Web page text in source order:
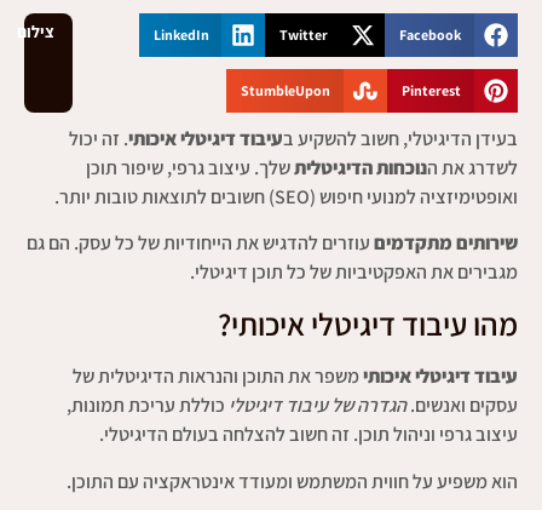
Facebook
Twitter
LinkedIn
Pinterest
StumbleUpon
צילום
בעידן הדיגיטלי, חשוב להשקיע בעיבוד דיגיטלי איכותי. זה יכול
לשדרג את הנוכחות הדיגיטליתשלך. עיצוב גרפי, שיפור תוכן
ואופטימיזציה למנועי חיפוש (SEO) חשובים לתוצאות טובות יותר.
שירותים מתקדמיםעוזרים להדגיש את הייחודיות של כל עסק. הם גם
מגבירים את האפקטיביות של כל תוכן דיגיטלי.
מהו עיבוד דיגיטלי איכותי?
עיבוד דיגיטלי איכותימשפר את התוכן והנראות הדיגיטלית של
עסקים ואנשים.הגדרה של עיבוד דיגיטלי כוללת עריכת תמונות,
עיצוב גרפי וניהול תוכן. זה חשוב להצלחה בעולם הדיגיטלי.
הוא משפיע על חווית המשתמש ומעודד אינטראקציה עם התוכן.